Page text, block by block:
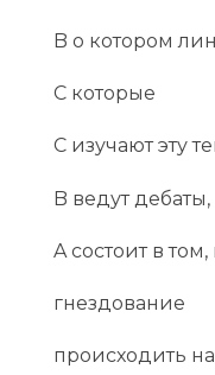
B о котором
C которые
C изучают эту
B ведут дебаты,
A состоит в
гнездование
происходить